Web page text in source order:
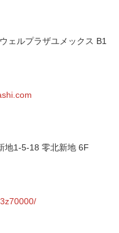
ェルプラザユメックス B1
1-5-18 零北新地 6F